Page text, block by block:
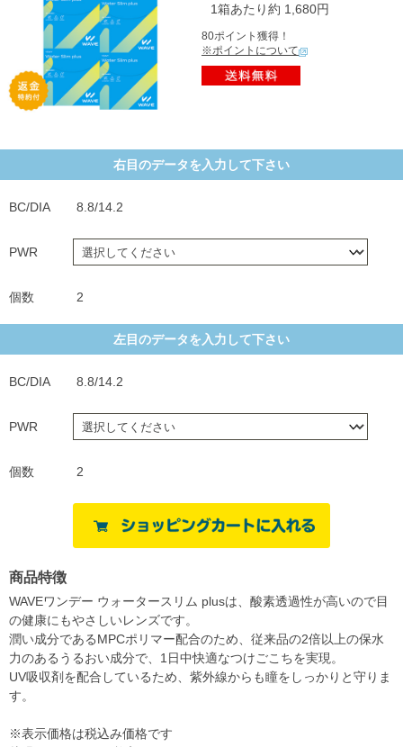
1箱あたり約 1,680円
80ポイント獲得！
※ポイントについて
右目のデータを入力して下さい
BC/DIA 8.8/14.2
PWR
個数 2
左目のデータを入力して下さい
BC/DIA 8.8/14.2
PWR
個数 2
商品特徴
WAVEワンデー ウォータースリム plusは、酸素透過性が高いので目
の健康にもやさしいレンズです。
潤い成分であるMPCポリマー配合のため、従来品の2倍以上の保水
力のあるうるおい成分で、1日中快適なつけごこちを実現。
UV吸収剤を配合しているため、紫外線からも瞳をしっかりと守りま
す。
※表示価格は税込み価格です